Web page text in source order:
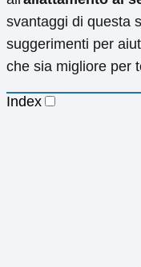
svantaggi di questa
suggerimenti per
che sia migliore per
Index